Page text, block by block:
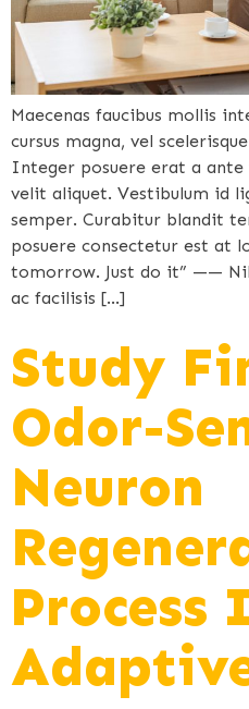
Maecenas faucibus mollis
cursus magna, vel
Integer posuere erat a ante
velit aliquet. Vestibulum id
semper. Curabitur blandit
posuere consectetur est at
tomorrow. Just do it” ——
ac facilisis […]
Study
Odor-
Neuron
Process